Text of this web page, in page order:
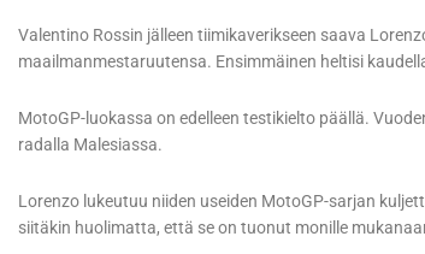
Valentino Rossin jälleen tiimikaverikseen saava
maailmanmestaruutensa. Ensimmäinen heltisi
MotoGP-luokassa on edelleen testikielto päällä.
radalla Malesiassa.
Lorenzo lukeutuu niiden useiden MotoGP-sarjan
siitäkin huolimatta, että se on tuonut monille